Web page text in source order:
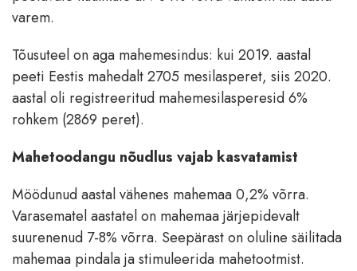
varem.
Tõusuteel on aga mahemesindus: kui 2019. aastal
peeti Eestis mahedalt 2705 mesilasperet, siis 2020.
aastal oli registreeritud mahemesilasperesid 6%
rohkem (2869 peret).
Mahetoodangu nõudlus vajab kasvatamist
Möödunud aastal vähenes mahemaa 0,2% võrra.
Varasematel aastatel on mahemaa järjepidevalt
suurenenud 7-8% võrra. Seepärast on oluline säilitada
mahemaa pindala ja stimuleerida mahetootmist.